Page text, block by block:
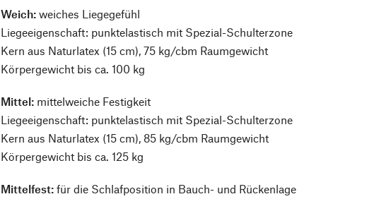
Weich:weiches Liegegefühl
Liegeeigenschaft: punktelastisch mit Spezial-Schulterzone
Kern aus Naturlatex (15 cm), 75 kg/cbm Raumgewicht
Körpergewicht bis ca. 100 kg
Mittel: mittelweiche Festigkeit
Liegeeigenschaft: punktelastisch mit Spezial-Schulterzone
Kern aus Naturlatex (15 cm), 85 kg/cbm Raumgewicht
Körpergewicht bis ca. 125 kg
Mittelfest:für die Schlafposition in Bauch- und Rückenlage